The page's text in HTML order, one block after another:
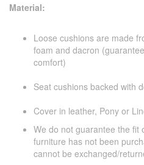
Material:
Loose cushions are made
foam and dacron
comfort)
Seat cushions backed with
Cover in leather, Pony or
We do not guarantee the fit
furniture has not been
cannot be exchanged/